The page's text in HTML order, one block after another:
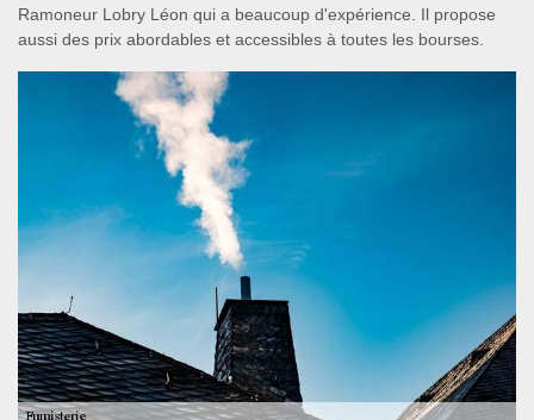
Ramoneur Lobry Léon qui a beaucoup d'expérience. Il propose
aussi des prix abordables et accessibles à toutes les bourses.